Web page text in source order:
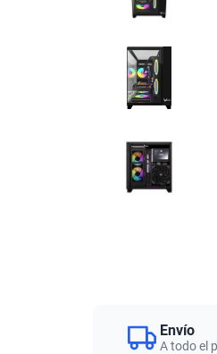
Envío
A todo el